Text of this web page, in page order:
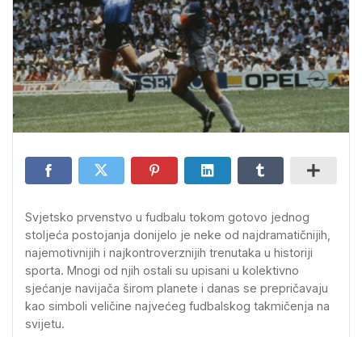
Svjetsko prvenstvo u fudbalu tokom gotovo jednog
stoljeća postojanja donijelo je neke od najdramatičnijih,
najemotivnijih i najkontroverznijih trenutaka u historiji
sporta. Mnogi od njih ostali su upisani u kolektivno
sjećanje navijača širom planete i danas se prepričavaju
kao simboli veličine najvećeg fudbalskog takmičenja na
svijetu.